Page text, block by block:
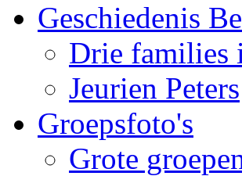
Geschiedenis
Drie families
Jeurien Peters
Groepsfoto's
Grote